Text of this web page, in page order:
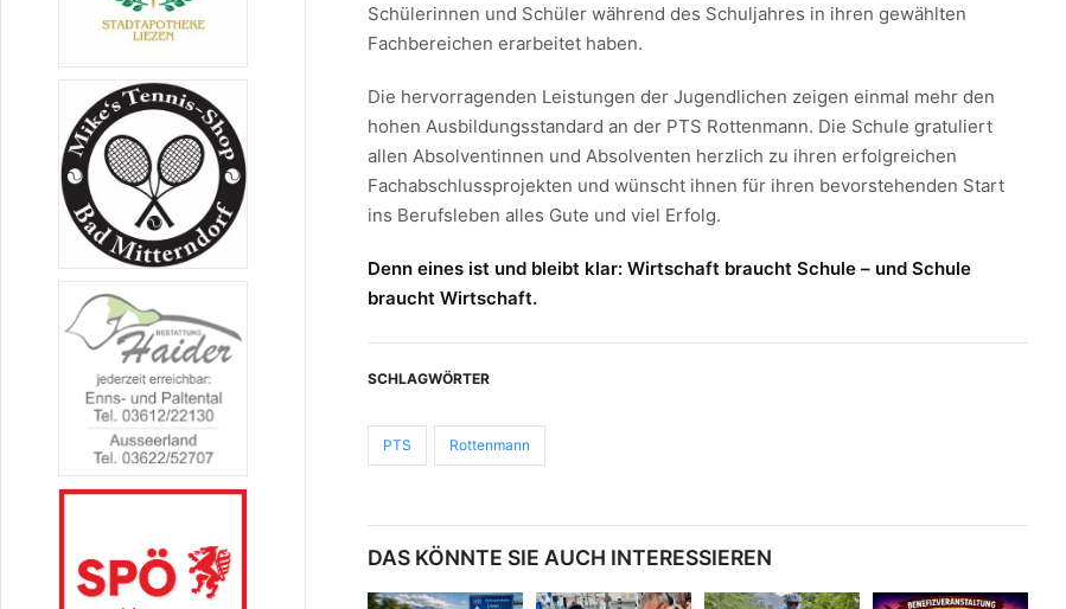
Schülerinnen und Schüler während des Schuljahres in ihren gewählten
Fachbereichen erarbeitet haben.
Die hervorragenden Leistungen der Jugendlichen zeigen einmal mehr den
hohen Ausbildungsstandard an der PTS Rottenmann. Die Schule gratuliert
allen Absolventinnen und Absolventen herzlich zu ihren erfolgreichen
Fachabschlussprojekten und wünscht ihnen für ihren bevorstehenden Start
ins Berufsleben alles Gute und viel Erfolg.
Denn eines ist und bleibt klar: Wirtschaft braucht Schule – und Schule
braucht Wirtschaft.
SCHLAGWÖRTER
PTS Rottenmann
DAS KÖNNTE SIE AUCH INTERESSIEREN